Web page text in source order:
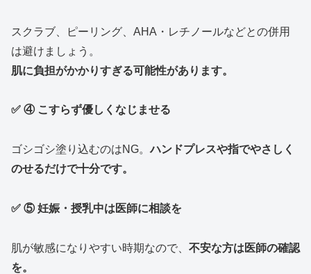
スクラブ、ピーリング、AHA・レチノールなどとの併用
は避けましょう。
肌に負担がかかりすぎる可能性があります。
✅ ④ こすらず優しくなじませる
ゴシゴシ塗り込むのはNG。ハンドプレスや指でやさしく
のせるだけで十分です。
✅ ⑤ 妊娠・授乳中は医師に相談を
肌が敏感になりやすい時期なので、 不安な方は医師の確認
を。